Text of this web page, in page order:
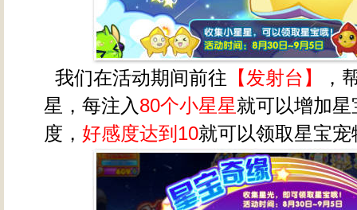
我们在活动期间前往 【发射台】
，
星，每注入80个小星星就可以增加
度， 好感度达到10就可以领取星宝宠